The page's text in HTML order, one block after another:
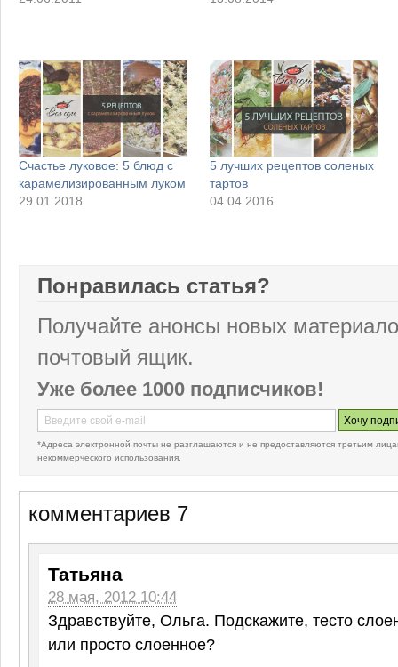
Счастье луковое: 5 блюд с
карамелизированным луком
29.01.2018
5 лучших рецептов соленых
тартов
04.04.2016
Понравилась статья?
Получайте анонсы новых
почтовый ящик.
Уже более 1000 подписчиков!
*Адреса электронной почты не разглашаются и не предоставляются третьим
некоммерческого использования.
комментариев 7
Татьяна
28 мая, 2012 10:44
Здравствуйте, Ольга. Подскажите, тесто
или просто слоенное?